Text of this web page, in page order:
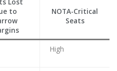
to
NOTA-Critical
Seats
High